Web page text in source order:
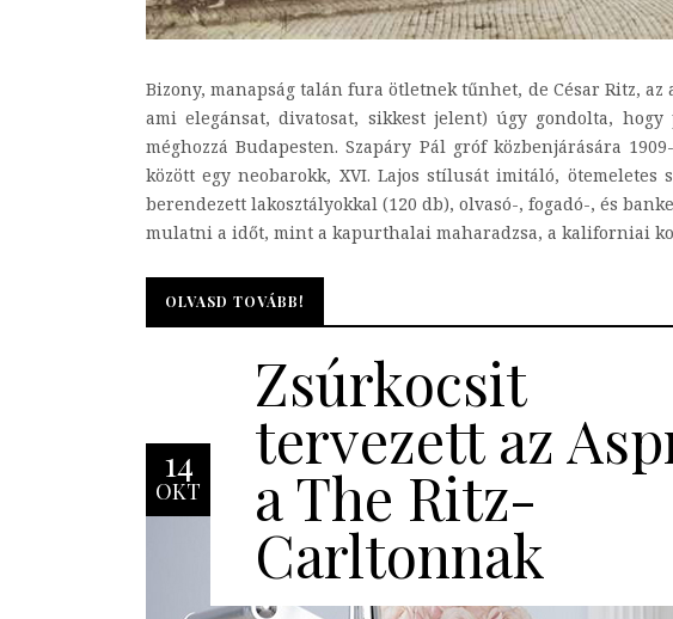
Bizony, manapság talán fura ötletnek tűnhet, de César Ritz,
ami elegánsat, divatosat, sikkest jelent) úgy gondolta,
méghozzá Budapesten. Szapáry Pál gróf közbenjárására
között egy neobarokk, XVI. Lajos stílusát imitáló,
berendezett lakosztályokkal (120 db), olvasó-, fogadó-, és
mulatni a időt, mint a kapurthalai maharadzsa, a kaliforniai
OLVASD TOVÁBB!
OLVASD TOVÁBB!
14
OKT
Zsúrkocsit
tervezett az
a The Ritz-
Carltonnak